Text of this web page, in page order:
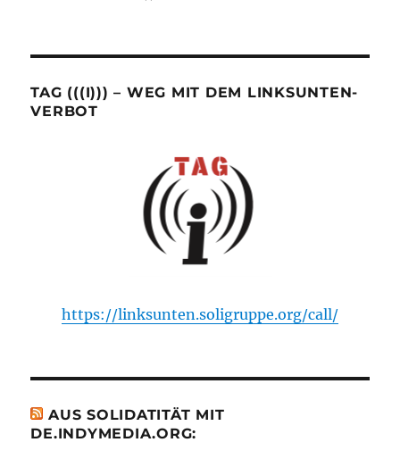
TAG (((I))) – WEG MIT DEM LINKSUNTEN-
VERBOT
https://linksunten.soligruppe.org/call/
AUS SOLIDATITÄT MIT
DE.INDYMEDIA.ORG: